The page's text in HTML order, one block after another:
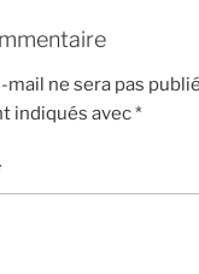
ne sera pas
indiqués avec*